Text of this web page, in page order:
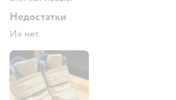
Недостатки
Их нет.